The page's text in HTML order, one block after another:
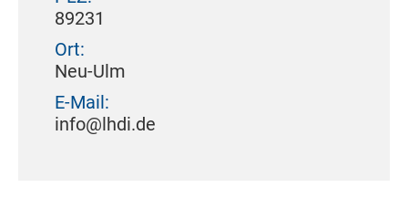
89231
Ort:
Neu-Ulm
E-Mail:
info@lhdi.de